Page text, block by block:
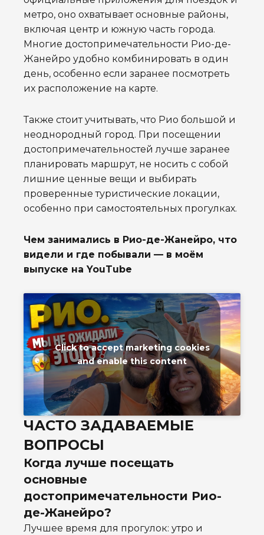
метро, оно охватывает основные районы,
включая центр и южную часть города.
Многие достопримечательности Рио-де-
Жанейро удобно комбинировать в один
день, особенно если заранее посмотреть
их расположение на карте.
Также стоит учитывать, что Рио большой и
неоднородный город. При посещении
достопримечательностей лучше заранее
планировать маршрут, не носить с собой
лишние ценные вещи и выбирать
проверенные туристические локации,
особенно при самостоятельных прогулках.
Чем занимались в Рио-де-Жанейро, что
видели и где побывали — в моём
выпуске на YouTube
Click to accept marketing cookies
and enable this content
ЧАСТО ЗАДАВАЕМЫЕ
ВОПРОСЫ
Когда лучше посещать
основные
достопримечательности Рио-
де-Жанейро?
Лучшее время для прогулок: утро и